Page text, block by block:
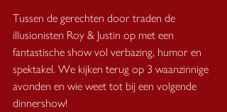
Tussen de gerechten door traden de
illusionisten Roy & Justin op met een
fantastische show vol verbazing, humor en
spektakel. We kijken terug op 3 waanzinnige
avonden en wie weet tot bij een volgende
dinnershow!